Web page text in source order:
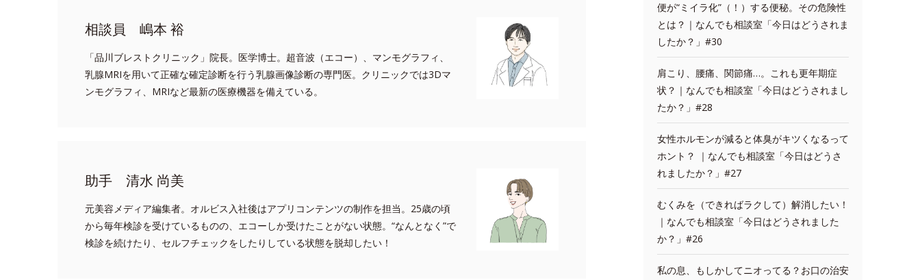
相談員 嶋本 裕
「品川ブレストクリニック」院長。医学博士。超音波（エコー）、マンモグラフィ、
乳腺MRIを用いて正確な確定診断を行う乳腺画像診断の専門医。クリニックでは3Dマ
ンモグラフィ、MRIなど最新の医療機器を備えている。
助手 清水 尚美
元美容メディア編集者。オルビス入社後はアプリコンテンツの制作を担当。25歳の頃
から毎年検診を受けているものの、エコーしか受けたことがない状態。“なんとなく”で
検診を続けたり、セルフチェックをしたりしている状態を脱却したい！
便が“ミイラ化”（！）する便秘。その危険性
とは？｜なんでも相談室「今日はどうされま
したか？」#30
肩こり、腰痛、関節痛…。これも更年期症
状？｜なんでも相談室「今日はどうされまし
たか？」#28
女性ホルモンが減ると体臭がキツくなるって
ホント？ ｜なんでも相談室「今日はどうさ
れましたか？」#27
むくみを（できればラクして）解消したい！
｜なんでも相談室「今日はどうされました
か？」#26
私の息、もしかしてニオってる？お口の治安